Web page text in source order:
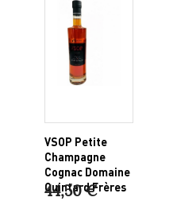
VSOP Petite
Champagne
Cognac Domaine
Quintard Frères
44,50 €